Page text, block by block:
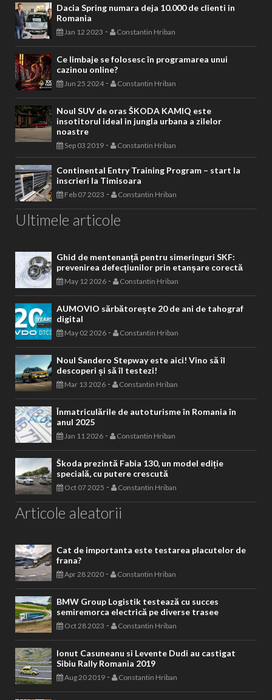
Dacia Spring numara deja 10.000 de clienti in
Romania
Jan 12 2023 - Constantin Hriban
Ce limbaje se folosesc în programarea unui
cazinou online?
Jun 25 2024- Constantin Hriban
Noul SUV de oras ŠKODA KAMIQ este
insotitorul ideal in jungla urbana a zilelor
noastre
Sep 03 2019 - Constantin Hriban
Continental Entry Training Program – start la
inscrieri la Timisoara
Feb 07 2023 - Constantin Hriban
Ultimele articole
Ghid de mentenanță pentru simeringuri SKF:
prevenirea defecțiunilor prin etanșare corectă
May 12 2026 - Constantin Hriban
AUMOVIO sărbătorește 20 de ani de tahograf
digital
May 02 2026 - Constantin Hriban
Noul Sandero Stepway este aici! Vino să îl
descoperi și să îl testezi!
Mar 13 2026 - Constantin Hriban
Înmatriculările de autoturisme în Romania în
anul 2025
Jan 11 2026 - Constantin Hriban
Škoda prezintă Fabia 130, un model ediție
specială, cu putere crescută
Oct 07 2025 - Constantin Hriban
Articole aleatorii
Cat de importanta este testarea placutelor de
frana?
Apr 28 2020 - Constantin Hriban
BMW Group Logistik testează cu succes
semiremorca electrică pe diverse trasee
Oct 28 2023 - Constantin Hriban
Ionut Casuneanu si Levente Dudi au castigat
Sibiu Rally Romania 2019
Aug 20 2019 - Constantin Hriban